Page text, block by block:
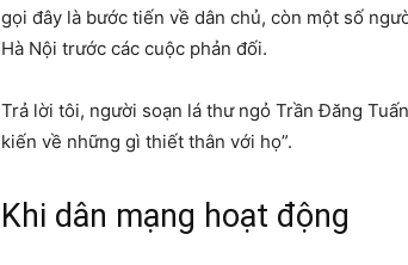
gọi đây là bước tiến về dân chủ, còn một số
Hà Nội trước các cuộc phản đối.
Trả lời tôi, người soạn lá thư ngỏ Trần Đăng
kiến về những gì thiết thân với họ”.
Khi dân mạng hoạt động